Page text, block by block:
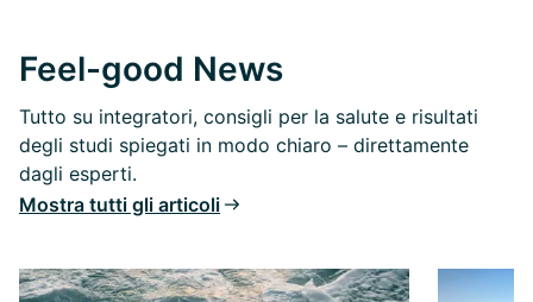
Feel-good News
Tutto su integratori, consigli per la salute e risultati
degli studi spiegati in modo chiaro – direttamente
dagli esperti.
Mostra tutti gli articoli